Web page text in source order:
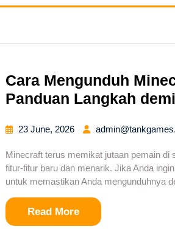
Cara Mengunduh
Panduan Langkah
23 June, 2026
Minecraft terus memikat jutaan pemain di
fitur-fitur baru dan menarik. Jika Anda
untuk memastikan Anda mengunduhnya
Read More